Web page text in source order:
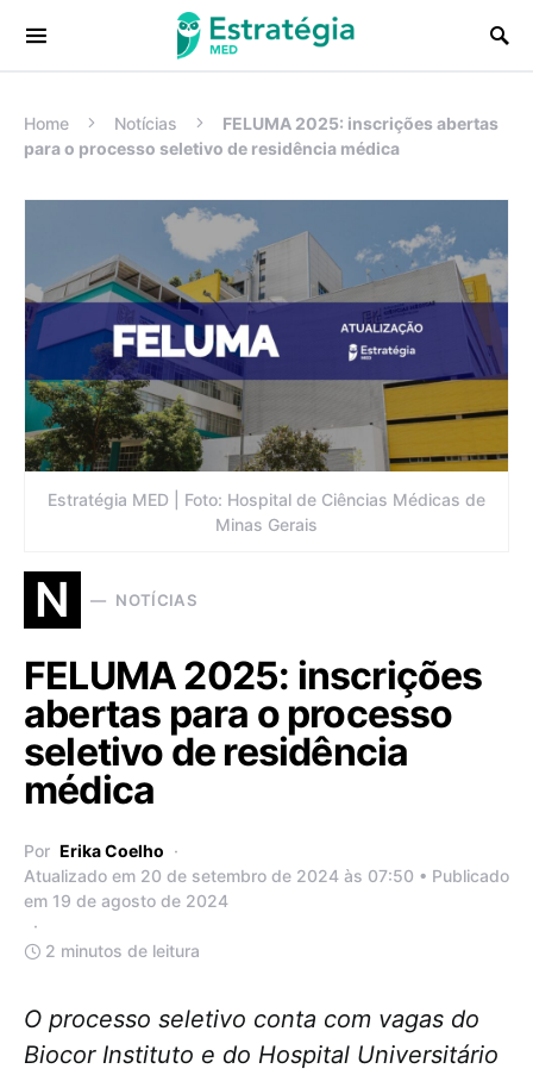
Procurar:
Home Notícias
FELUMA 2025: inscrições abertas
para o processo seletivo de residência médica
Estratégia MED | Foto: Hospital de Ciências Médicas de
Minas Gerais
N NOTÍCIAS
FELUMA 2025: inscrições
abertas para o processo
seletivo de residência
médica
Por Erika Coelho
Atualizado em 20 de setembro de 2024 às 07:50 • Publicado
em 19 de agosto de 2024
2 minutos de leitura
O processo seletivo conta com vagas do
Biocor Instituto e do Hospital Universitário